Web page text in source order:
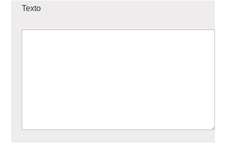
Texto